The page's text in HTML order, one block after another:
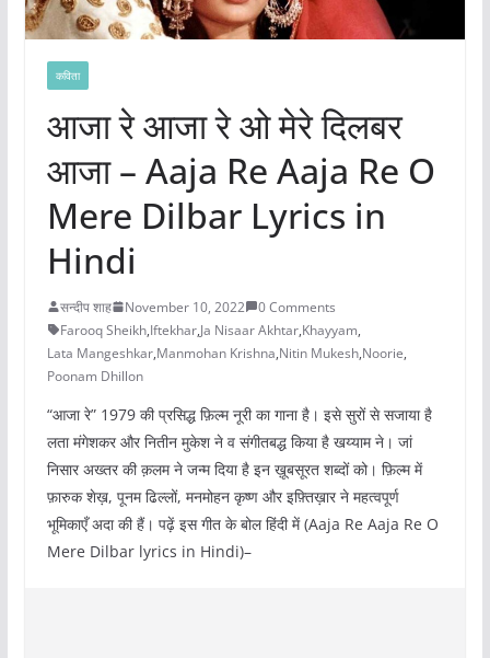
कविता
आजा रे आजा रे ओ मेरे दिलबर
आजा – Aaja Re Aaja Re O
Mere Dilbar Lyrics in
Hindi
सन्दीप शाह November 10, 2022
0 Comments
Farooq Sheikh,Iftekhar,Ja Nisaar Akhtar,Khayyam,
Lata Mangeshkar,Manmohan Krishna,Nitin Mukesh,Noorie,
Poonam Dhillon
“आजा रे” 1979 की प्रसिद्ध फ़िल्म नूरी का गाना है। इसे सुरों से सजाया है
लता मंगेशकर और नितीन मुकेश ने व संगीतबद्ध किया है खय्याम ने। जां
निसार अख्तर की क़लम ने जन्म दिया है इन ख़ूबसूरत शब्दों को। फ़िल्म में
फ़ारुक शेख़, पूनम ढिल्लों, मनमोहन कृष्ण और इफ़्तिख़ार ने महत्वपूर्ण
भूमिकाएँ अदा की हैं। पढ़ें इस गीत के बोल हिंदी में (Aaja Re Aaja Re O
Mere Dilbar lyrics in Hindi)–